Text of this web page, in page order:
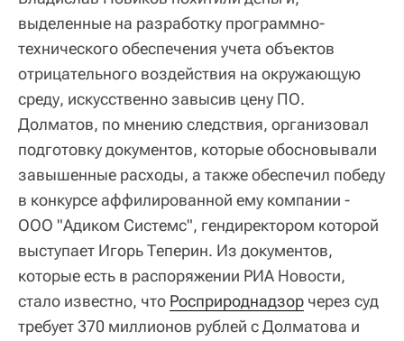
выделенные на разработку программно-
технического обеспечения учета объектов
отрицательного воздействия на окружающую
среду, искусственно завысив цену ПО.
Долматов, по мнению следствия, организовал
подготовку документов, которые обосновывали
завышенные расходы, а также обеспечил победу
в конкурсе аффилированной ему компании -
ООО "Адиком Системс", гендиректором которой
выступает Игорь Теперин. Из документов,
которые есть в распоряжении РИА Новости,
стало известно, что Росприроднадзор через суд
требует 370 миллионов рублей с Долматова и